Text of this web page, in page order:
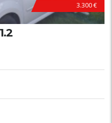
3.300 €